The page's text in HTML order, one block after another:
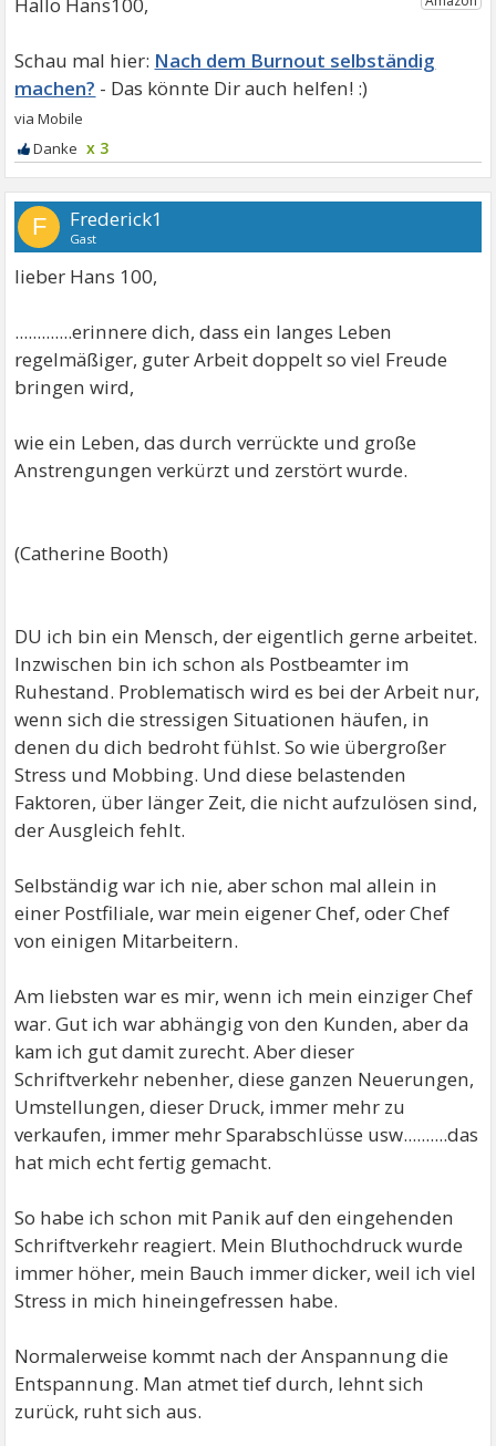
Nach dem Burnout selbständig
machen?
x 3
F Frederick1
Gast
lieber Hans 100,
.............erinnere dich, dass ein langes Leben
regelmäßiger, guter Arbeit doppelt so viel Freude
bringen wird,
wie ein Leben, das durch verrückte und große
Anstrengungen verkürzt und zerstört wurde.
(Catherine Booth)
DU ich bin ein Mensch, der eigentlich gerne arbeitet.
Inzwischen bin ich schon als Postbeamter im
Ruhestand. Problematisch wird es bei der Arbeit nur,
wenn sich die stressigen Situationen häufen, in
denen du dich bedroht fühlst. So wie übergroßer
Stress und Mobbing. Und diese belastenden
Faktoren, über länger Zeit, die nicht aufzulösen sind,
der Ausgleich fehlt.
Selbständig war ich nie, aber schon mal allein in
einer Postfiliale, war mein eigener Chef, oder Chef
von einigen Mitarbeitern.
Am liebsten war es mir, wenn ich mein einziger Chef
war. Gut ich war abhängig von den Kunden, aber da
kam ich gut damit zurecht. Aber dieser
Schriftverkehr nebenher, diese ganzen Neuerungen,
Umstellungen, dieser Druck, immer mehr zu
verkaufen, immer mehr Sparabschlüsse usw..........das
hat mich echt fertig gemacht.
So habe ich schon mit Panik auf den eingehenden
Schriftverkehr reagiert. Mein Bluthochdruck wurde
immer höher, mein Bauch immer dicker, weil ich viel
Stress in mich hineingefressen habe.
Normalerweise kommt nach der Anspannung die
Entspannung. Man atmet tief durch, lehnt sich
zurück, ruht sich aus.